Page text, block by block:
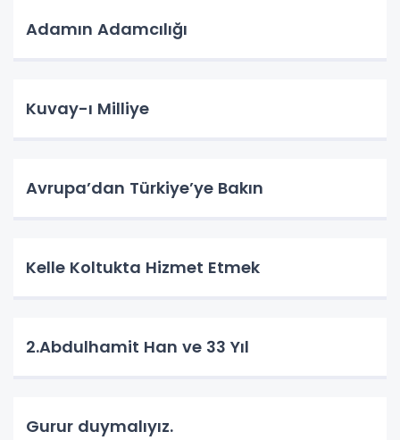
Adamın Adamcılığı
Kuvay-ı Milliye
Avrupa’dan Türkiye’ye Bakın
Kelle Koltukta Hizmet Etmek
2.Abdulhamit Han ve 33 Yıl
Gurur duymalıyız.